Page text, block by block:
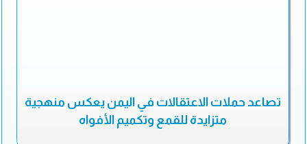
تصاعد حملات الاعتقالات في اليمن يعكس منهجية
متزايدة للقمع وتكميم الأفواه